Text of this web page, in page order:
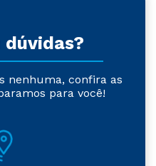
nenhuma, confira as
para você!